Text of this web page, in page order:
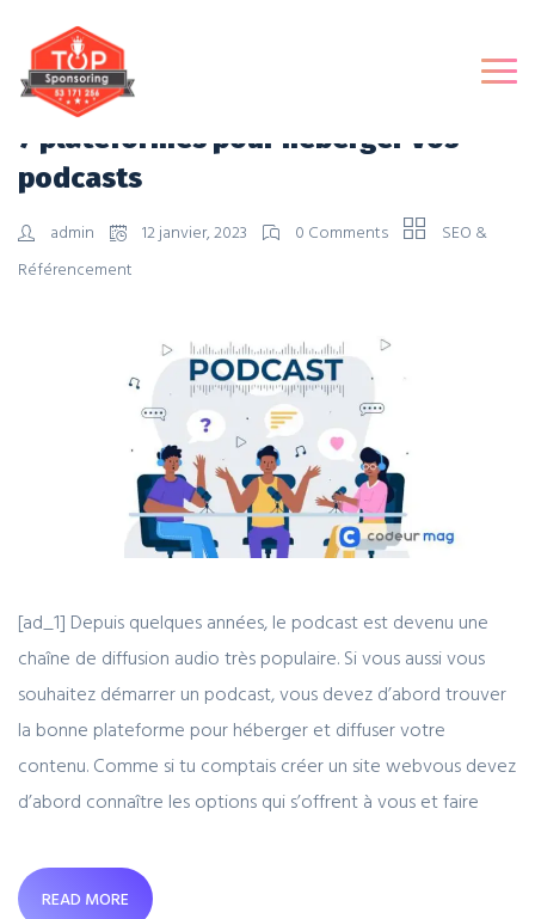
7 plateformes pour héberger vos
podcasts
admin 12 janvier, 2023 0 Comments
SEO &
Référencement
[ad_1] Depuis quelques années, le podcast est devenu une
chaîne de diffusion audio très populaire. Si vous aussi vous
souhaitez démarrer un podcast, vous devez d’abord trouver
la bonne plateforme pour héberger et diffuser votre
contenu. Comme si tu comptais créer un site webvous devez
d’abord connaître les options qui s’offrent à vous et faire
READ MORE